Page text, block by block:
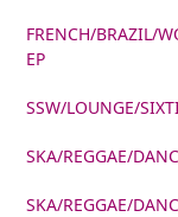
FRENCH/BRAZIL/
EP
SSW/LOUNGE/
SKA/REGGAE/
SKA/REGGAE/